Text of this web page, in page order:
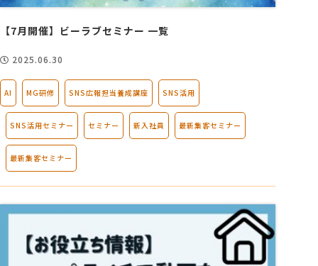
アクセス
採用情報
お問い合わせ
【7月開催】ビーラブセミナー 一覧
2025.06.30
AI MG研修 SNS広報担当養成講座 SNS活用
SNS活用セミナー セミナー 新入社員 最新集客セミナー
最新集客セミナー